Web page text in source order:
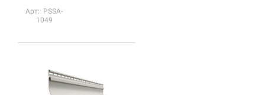
Арт: PSSA-
1049